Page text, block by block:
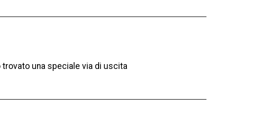
trovato una speciale via di uscita